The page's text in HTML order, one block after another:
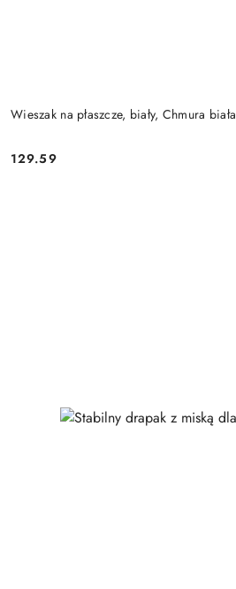
Wieszak na płaszcze, biały, Chmura biała
Cena:
129.59